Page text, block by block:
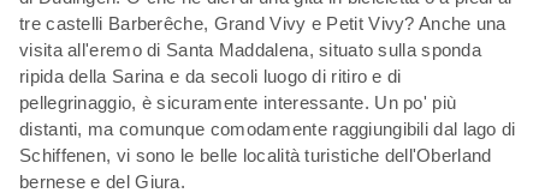
tre castelli Barberêche, Grand Vivy e Petit Vivy? Anche una
visita all'eremo di Santa Maddalena, situato sulla sponda
ripida della Sarina e da secoli luogo di ritiro e di
pellegrinaggio, è sicuramente interessante. Un po' più
distanti, ma comunque comodamente raggiungibili dal lago di
Schiffenen, vi sono le belle località turistiche dell'Oberland
bernese e del Giura.